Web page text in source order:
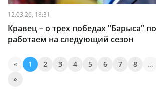
12.03.26, 18:31
Кравец – о трех победах "Барыса"
работаем на следующий сезон
« 1 2 3 4 5 6 7 8 ...
»